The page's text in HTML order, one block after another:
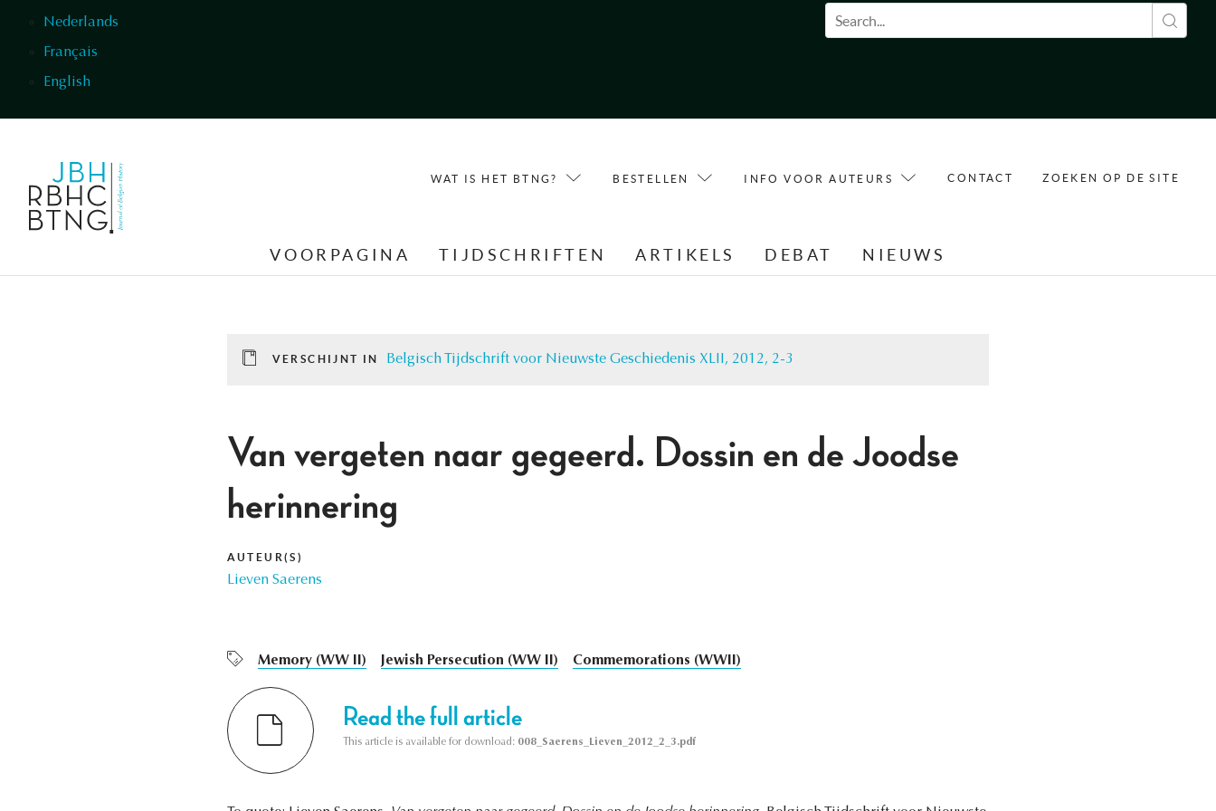
Nederlands
Français
English
Zoekveld
WAT IS HET BTNG? BESTELLEN INFO VOOR AUTEURS CONTACT ZOEKEN OP DE SITE
VOORPAGINA TIJDSCHRIFTEN ARTIKELS DEBAT NIEUWS
VERSCHIJNT IN Belgisch Tijdschrift voor Nieuwste Geschiedenis XLII, 2012, 2-3
Van vergeten naar gegeerd. Dossin en de Joodse
herinnering
AUTEUR(S)
Lieven Saerens
Memory (WW II) Jewish Persecution (WW II) Commemorations (WWII)
Read the full article
This article is available for download: 008_Saerens_Lieven_2012_2_3.pdf